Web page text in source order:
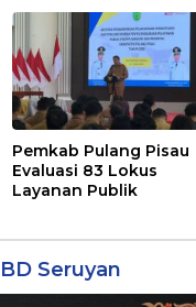
Pemkab Pulang Pisau
Evaluasi 83 Lokus
Layanan Publik
Seruyan